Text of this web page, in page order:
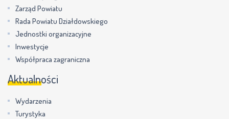
Zarząd Powiatu
Rada Powiatu Działdowskiego
Jednostki organizacyjne
Inwestycje
Współpraca zagraniczna
Aktualności
Wydarzenia
Turystyka